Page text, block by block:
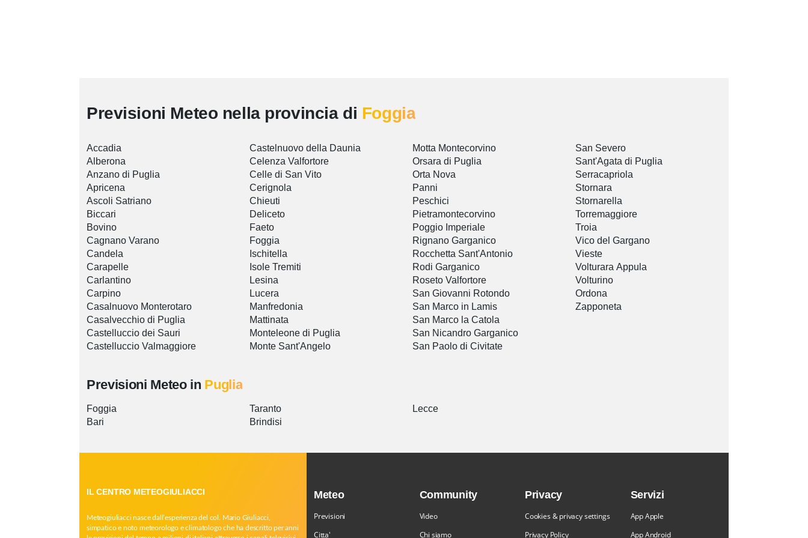
Previsioni Meteo nella provincia di Foggia
Accadia
Alberona
Anzano di Puglia
Apricena
Ascoli Satriano
Biccari
Bovino
Cagnano Varano
Candela
Carapelle
Carlantino
Carpino
Casalnuovo Monterotaro
Casalvecchio di Puglia
Castelluccio dei Sauri
Castelluccio Valmaggiore
Castelnuovo della Daunia
Celenza Valfortore
Celle di San Vito
Cerignola
Chieuti
Deliceto
Faeto
Foggia
Ischitella
Isole Tremiti
Lesina
Lucera
Manfredonia
Mattinata
Monteleone di Puglia
Monte Sant'Angelo
Motta Montecorvino
Orsara di Puglia
Orta Nova
Panni
Peschici
Pietramontecorvino
Poggio Imperiale
Rignano Garganico
Rocchetta Sant'Antonio
Rodi Garganico
Roseto Valfortore
San Giovanni Rotondo
San Marco in Lamis
San Marco la Catola
San Nicandro Garganico
San Paolo di Civitate
San Severo
Sant'Agata di Puglia
Serracapriola
Stornara
Stornarella
Torremaggiore
Troia
Vico del Gargano
Vieste
Volturara Appula
Volturino
Ordona
Zapponeta
Previsioni Meteo in Puglia
Foggia
Bari
Taranto
Brindisi
Lecce
IL CENTRO METEOGIULIACCI
Meteogiuliacci nasce dall’esperienza del col. Mario Giuliacci,
simpatico e noto meteorologo e climatologo che ha descritto per anni
Meteo
Previsioni
Citta'
Community
Video
Chi siamo
Privacy
Cookies & privacy settings
Privacy Policy
Servizi
App Apple
App Android